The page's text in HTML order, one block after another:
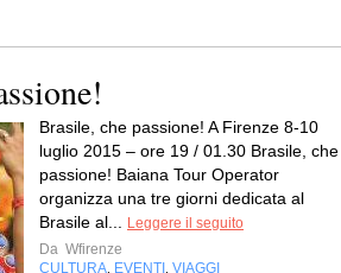
Brasile, che passione! A Firenze 8-10
luglio 2015 – ore 19 / 01.30 Brasile, che
passione! Baiana Tour Operator
organizza una tre giorni dedicata al
Brasile al...
Leggere il seguito
Da Wfirenze
CULTURA EVENTI VIAGGI